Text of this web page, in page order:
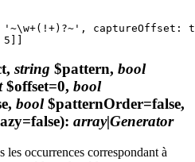
string $pattern, bool
$offset=0, bool
bool$patternOrder=false,
: array|Generator
les occurrences correspondant à